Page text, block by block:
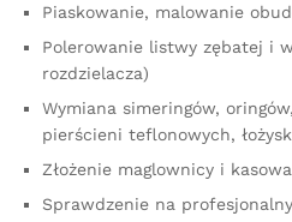
Piaskowanie, malowanie
Polerowanie listwy zębatej i
rozdzielacza)
Wymiana simeringów,
pierścieni teflonowych,
Złożenie maglownicy i
Sprawdzenie na